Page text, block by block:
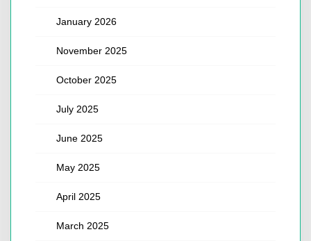
January 2026
November 2025
October 2025
July 2025
June 2025
May 2025
April 2025
March 2025